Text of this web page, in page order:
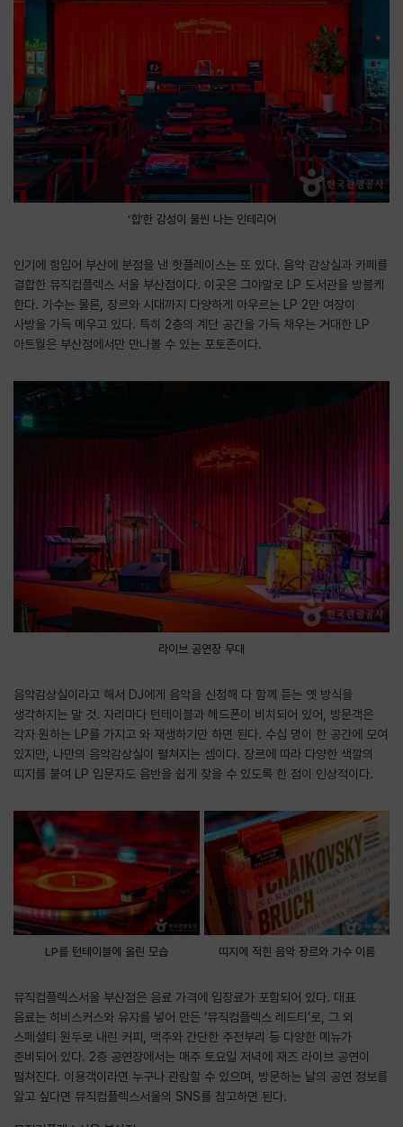
‘힙’한 감성이 물씬 나는 인테리어
인기에 힘입어 부산에 분점을 낸 핫플레이스는 또 있다. 음악 감상실과 카페를
결합한 뮤직컴플렉스 서울 부산점이다. 이곳은 그야말로 LP 도서관을 방불케
한다. 가수는 물론, 장르와 시대까지 다양하게 아우르는 LP 2만 여장이
사방을 가득 메우고 있다. 특히 2층의 계단 공간을 가득 채우는 거대한 LP
아트월은 부산점에서만 만나볼 수 있는 포토존이다.
라이브 공연장 무대
음악감상실이라고 해서 DJ에게 음악을 신청해 다 함께 듣는 옛 방식을
생각하지는 말 것. 자리마다 턴테이블과 헤드폰이 비치되어 있어, 방문객은
각자 원하는 LP를 가지고 와 재생하기만 하면 된다. 수십 명이 한 공간에 모여
있지만, 나만의 음악감상실이 펼쳐지는 셈이다. 장르에 따라 다양한 색깔의
띠지를 붙여 LP 입문자도 음반을 쉽게 찾을 수 있도록 한 점이 인상적이다.
LP를 턴테이블에 올린 모습 띠지에 적힌 음악 장르와 가수 이름
뮤직컴플렉스서울 부산점은 음료 가격에 입장료가 포함되어 있다. 대표
음료는 히비스커스와 유자를 넣어 만든 ‘뮤직컴플렉스 레드티’로, 그 외
스페셜티 원두로 내린 커피, 맥주와 간단한 주전부리 등 다양한 메뉴가
준비되어 있다. 2층 공연장에서는 매주 토요일 저녁에 재즈 라이브 공연이
펼쳐진다. 이용객이라면 누구나 관람할 수 있으며, 방문하는 날의 공연 정보를
알고 싶다면 뮤직컴플렉스서울의 SNS를 참고하면 된다.